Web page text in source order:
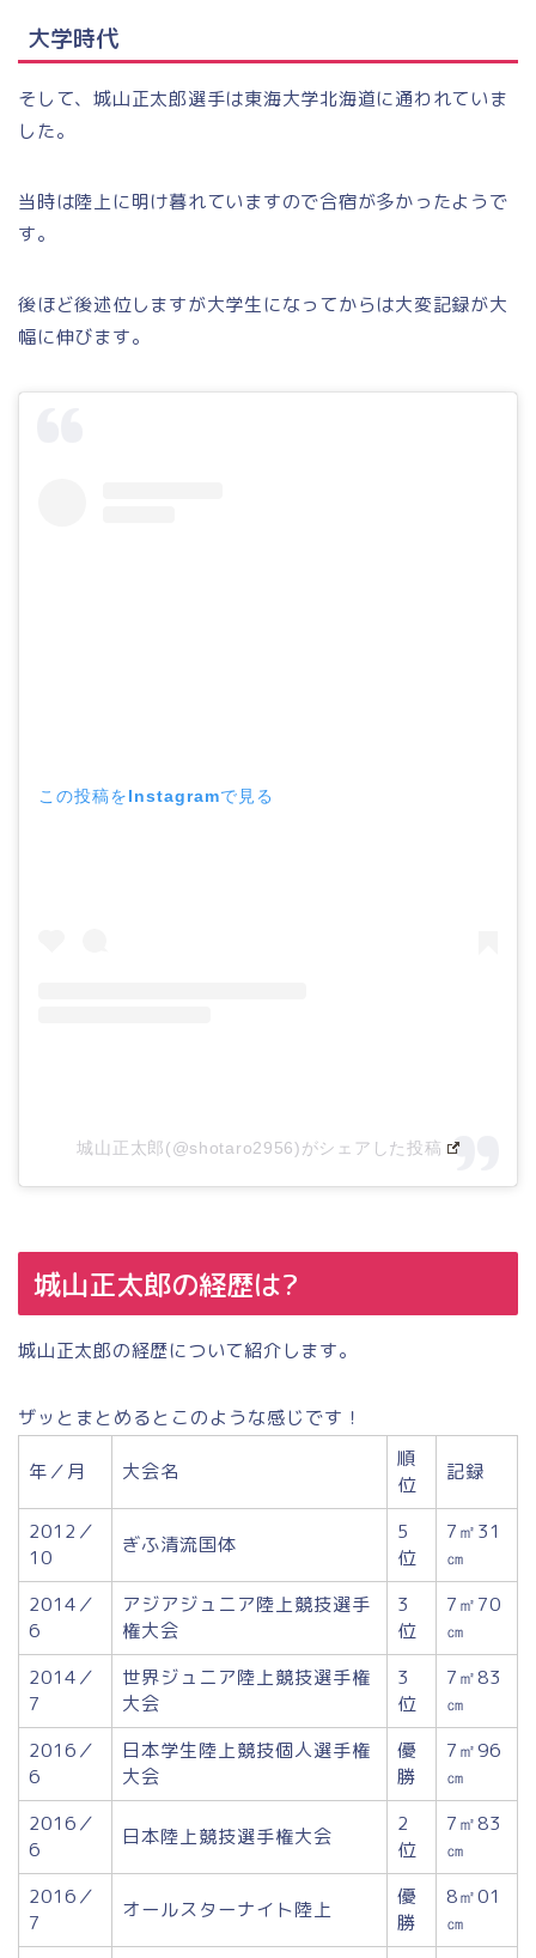
大学時代
そして、城山正太郎選手は東海大学北海道に通われていま
した。
当時は陸上に明け暮れていますので合宿が多かったようで
す。
後ほど後述位しますが大学生になってからは大変記録が大
幅に伸びます。
この投稿をInstagramで見る
城山正太郎(@shotaro2956)がシェアした投稿
城山正太郎の経歴は?
城山正太郎の経歴について紹介します。
ザッとまとめるとこのような感じです！
年／月 大会名
順
位
記録
2012／
10
ぎふ清流国体
5
位
7㎡31
㎝
2014／
6
アジアジュニア陸上競技選手
権大会
3
位
7㎡70
㎝
2014／
7
世界ジュニア陸上競技選手権
大会
3
位
7㎡83
㎝
2016／
6
日本学生陸上競技個人選手権
大会
優
勝
7㎡96
㎝
2016／
6
日本陸上競技選手権大会
2
位
7㎡83
㎝
2016／
7
オールスターナイト陸上
優
勝
8㎡01
㎝